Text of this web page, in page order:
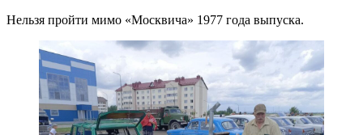
Нельзя пройти мимо «Москвича» 1977 года выпуска.